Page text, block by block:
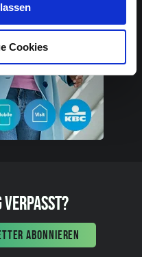
Cookies
VERPASST?
ABONNIEREN